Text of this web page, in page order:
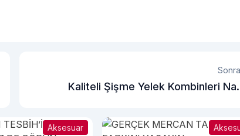
Kaliteli Şişme Yelek Kombinleri
Aksesuar